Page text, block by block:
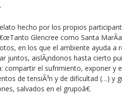
hecho por los propios
Glencree como Santa
en los que el ambiente ayuda a
juntos, aislÃ¡ndonos hasta cierto
compartir el sufrimiento, exponer y
de tensiÃ³n y de dificultad (…) y
salvados en el grupoâ€.